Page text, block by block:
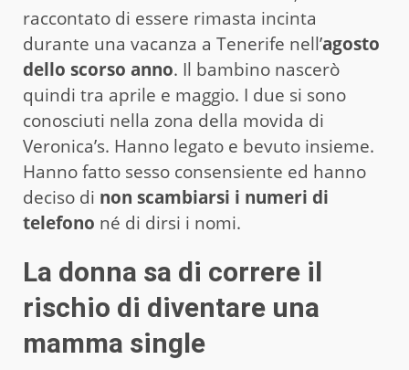
raccontato di essere rimasta incinta
durante una vacanza a Tenerife nell’agosto
dello scorso anno. Il bambino nascerò
quindi tra aprile e maggio. I due si sono
conosciuti nella zona della movida di
Veronica’s. Hanno legato e bevuto insieme.
Hanno fatto sesso consensiente ed hanno
deciso di non scambiarsi i numeri di
telefono né di dirsi i nomi.
La donna sa di correre il
rischio di diventare una
mamma single